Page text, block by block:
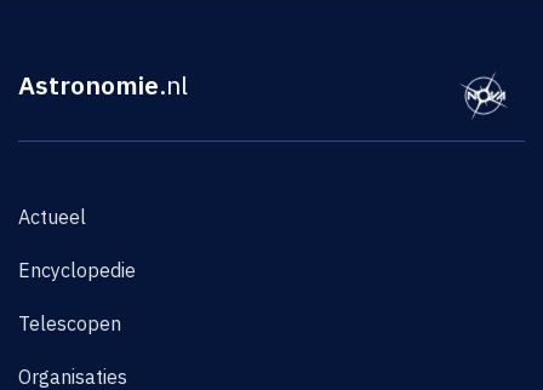
Astronomie.nl
Actueel
Encyclopedie
Telescopen
Organisaties